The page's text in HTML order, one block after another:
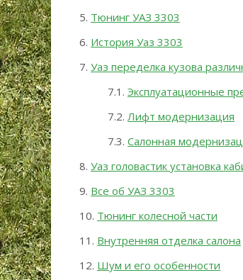
Тюнинг УАЗ 3303
История Уаз 3303
Уаз переделка кузова
Эксплуатационные
Лифт модернизация
Салонная
Уаз головастик установка
Все об УАЗ 3303
Тюнинг колесной части
Внутренняя отделка салона
Шум и его особенности